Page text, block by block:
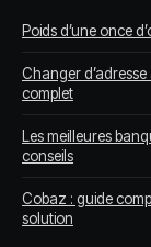
Poids d’une once
Changer
complet
Les meilleures
conseils
Cobaz : guide
solution